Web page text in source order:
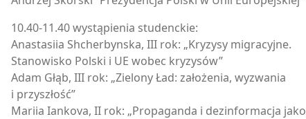
10.40-11.40 wystąpienia studenckie:
Anastasiia Shcherbynska, III rok: „Kryzysy migracyjne.
Stanowisko Polski i UE wobec kryzysów”
Adam Głąb, III rok: „Zielony Ład: założenia, wyzwania
i przyszłość”
Mariia Iankova, II rok: „Propaganda i dezinformacja jako